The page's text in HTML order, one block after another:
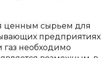
ценным сырьем для
предприятиях
газ необходимо